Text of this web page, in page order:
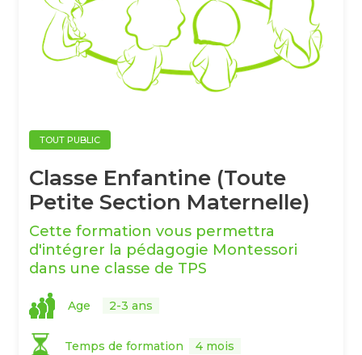
TOUT PUBLIC
Classe Enfantine (Toute
Petite Section Maternelle)
Cette formation vous permettra
d'intégrer la pédagogie Montessori
dans une classe de TPS
Age 2-3 ans
Temps de formation 4 mois